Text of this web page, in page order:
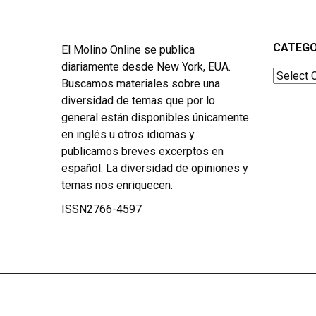
El Molino Online se publica
diariamente desde New York, EUA.
Buscamos materiales sobre una
diversidad de temas que por lo
general están disponibles únicamente
en inglés u otros idiomas y
publicamos breves excerptos en
español. La diversidad de opiniones y
temas nos enriquecen.
ISSN2766-4597